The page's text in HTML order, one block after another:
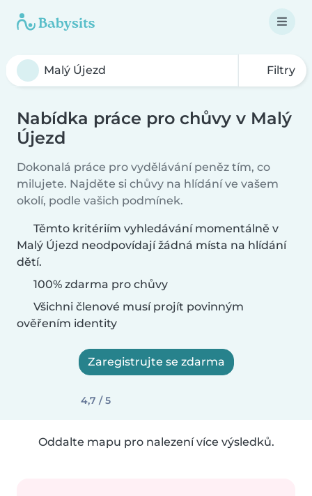
Filtry
Nabídka práce pro chůvy v Malý
Újezd
Dokonalá práce pro vydělávání peněz tím, co
milujete. Najděte si chůvy na hlídání ve vašem
okolí, podle vašich podmínek.
Těmto kritériím vyhledávání momentálně v
Malý Újezd neodpovídají žádná místa na hlídání
dětí.
100% zdarma pro chůvy
Všichni členové musí projít povinným
ověřením identity
Zaregistrujte se zdarma
4,7 / 5
Oddalte mapu pro nalezení více výsledků.